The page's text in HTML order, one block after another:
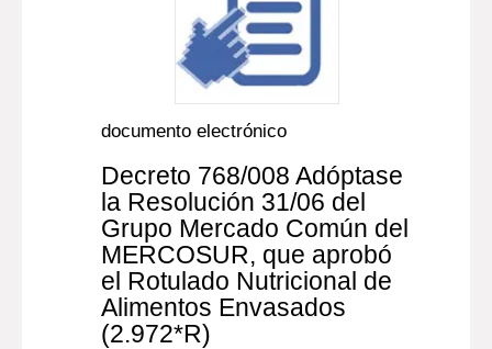
documento electrónico
Decreto 768/008 Adóptase
la Resolución 31/06 del
Grupo Mercado Común del
MERCOSUR, que aprobó
el Rotulado Nutricional de
Alimentos Envasados
(2.972*R)